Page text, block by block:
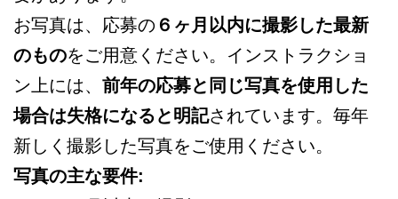
お写真は、応募の ６ヶ月以内に撮影した最新
のものをご用意ください。インストラクショ
ン上には、 前年の応募と同じ写真を使用した
場合は失格になると明記されています。毎年
新しく撮影した写真をご使用ください。
写真の主な要件: